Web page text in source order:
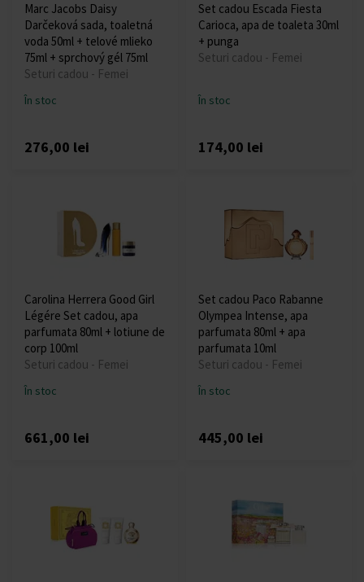
Marc Jacobs Daisy
Darčeková sada, toaletná
voda 50ml + telové mlieko
75ml + sprchový gél 75ml
Seturi cadou - Femei
În stoc
276,00 lei
Set cadou Escada Fiesta
Carioca, apa de toaleta 30ml
+ punga
Seturi cadou - Femei
În stoc
174,00 lei
Carolina Herrera Good Girl
Légére Set cadou, apa
parfumata 80ml + lotiune de
corp 100ml
Seturi cadou - Femei
În stoc
661,00 lei
Set cadou Paco Rabanne
Olympea Intense, apa
parfumata 80ml + apa
parfumata 10ml
Seturi cadou - Femei
În stoc
445,00 lei